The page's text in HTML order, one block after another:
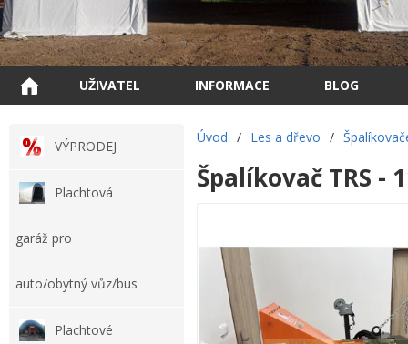
UŽIVATEL INFORMACE BLOG
VÝPRODEJ
Plachtová
garáž pro
auto/obytný vůz/bus
Plachtové
Úvod / Les a dřevo /
Špalíkovač TRS -